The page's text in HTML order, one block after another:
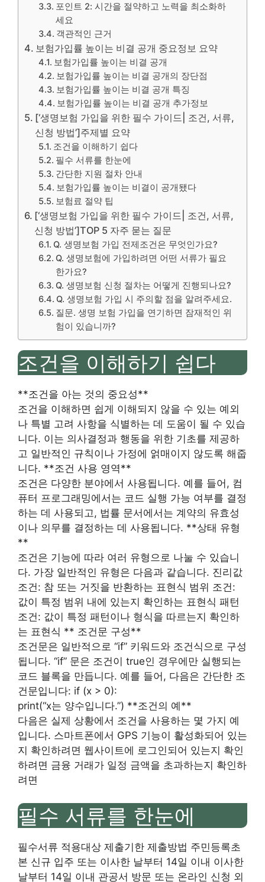
포인트 2: 시간을 절약하고 노력을 최소화하
세요
객관적인 근거
보험가입률 높이는 비결 공개 중요정보 요약
보험가입률 높이는 비결 공개
보험가입률 높이는 비결 공개의 장단점
보험가입률 높이는 비결 공개 특징
보험가입률 높이는 비결 공개 추가정보
[‘생명보험 가입을 위한 필수 가이드| 조건, 서류,
신청 방법’]주제별 요약
조건을 이해하기 쉽다
필수 서류를 한눈에
간단한 지원 절차 안내
보험가입률 높이는 비결이 공개됐다
보험료 절약 팁
[‘생명보험 가입을 위한 필수 가이드| 조건, 서류,
신청 방법’]TOP 5 자주 묻는 질문
Q. 생명보험 가입 전제조건은 무엇인가요?
Q. 생명보험에 가입하려면 어떤 서류가 필요
한가요?
Q. 생명보험 신청 절차는 어떻게 진행되나요?
Q. 생명보험 가입 시 주의할 점을 알려주세요.
질문. 생명 보험 가입을 연기하면 잠재적인 위
험이 있습니까?
조건을 이해하기 쉽다
**조건을 아는 것의 중요성**
조건을 이해하면 쉽게 이해되지 않을 수 있는 예외
나 특별 고려 사항을 식별하는 데 도움이 될 수 있습
니다. 이는 의사결정과 행동을 위한 기초를 제공하
고 일반적인 규칙이나 가정에 얽매이지 않도록 해줍
니다. **조건 사용 영역**
조건은 다양한 분야에서 사용됩니다. 예를 들어, 컴
퓨터 프로그래밍에서는 코드 실행 가능 여부를 결정
하는 데 사용되고, 법률 문서에서는 계약의 유효성
이나 의무를 결정하는 데 사용됩니다. **상태 유형
**
조건은 기능에 따라 여러 유형으로 나눌 수 있습니
다. 가장 일반적인 유형은 다음과 같습니다. 진리값
조건: 참 또는 거짓을 반환하는 표현식 범위 조건:
값이 특정 범위 내에 있는지 확인하는 표현식 패턴
조건: 값이 특정 패턴이나 형식을 따르는지 확인하
는 표현식 ** 조건문 구성**
조건문은 일반적으로 “if” 키워드와 조건식으로 구성
됩니다. “if” 문은 조건이 true인 경우에만 실행되는
코드 블록을 만듭니다. 예를 들어, 다음은 간단한 조
건문입니다: if (x > 0):
print(“x는 양수입니다.”) **조건의 예**
다음은 실제 상황에서 조건을 사용하는 몇 가지 예
입니다. 스마트폰에서 GPS 기능이 활성화되어 있는
지 확인하려면 웹사이트에 로그인되어 있는지 확인
하려면 금융 거래가 일정 금액을 초과하는지 확인하
려면
필수 서류를 한눈에
필수서류 적용대상 제출기한 제출방법 주민등록초
본 신규 입주 또는 이사한 날부터 14일 이내 이사한
날부터 14일 이내 관공서 방문 또는 온라인 신청 외